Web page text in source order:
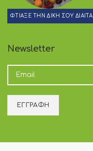
ΦΤΙΑΞΕ ΤΗΝ ΔΙΚΗ ΣΟΥ ΔΙΑΙΤΑ
Newsletter